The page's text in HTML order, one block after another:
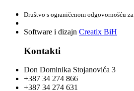
Društvo s ograničenom odgovornošću
Software i dizajn Creatix BiH
Kontakti
Don Dominika Stojanovića 3
+387 34 274 866
+387 34 274 631